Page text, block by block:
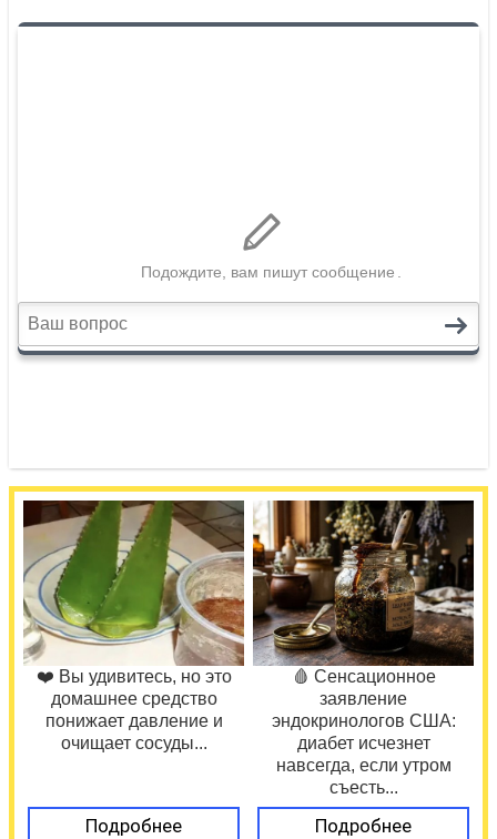
❤️ Вы удивитесь, но это
домашнее средство
понижает давление и
очищает сосуды...
Подробнее
🩸 Сенсационное
заявление
эндокринологов США:
диабет исчезнет
навсегда, если утром
съесть...
Подробнее